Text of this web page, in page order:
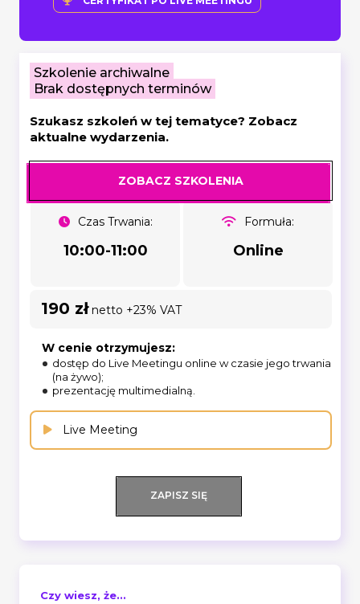
Szkolenie archiwalne
Brak dostępnych terminów
Szukasz szkoleń w tej tematyce? Zobacz
aktualne wydarzenia.
ZOBACZ SZKOLENIA
Czas Trwania:
10:00-11:00
Formuła:
Online
190 złnetto +23% VAT
W cenie otrzymujesz:
dostęp do Live Meetingu online w czasie jego trwania
(na żywo);
prezentację multimedialną.
Live Meeting
ZAPISZ SIĘ
Czy wiesz, że...